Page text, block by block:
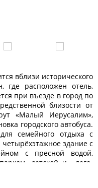
вблизи исторического
где расположен отель,
при въезде в город по
близости от
«Малый Иерусалим»,
городского автобуса.
семейного отдыха с
здание с
с пресной водой,
детской и лего-
для творчества,